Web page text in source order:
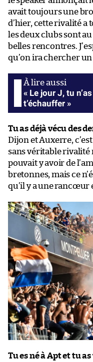
avait toujours une
d’hier, cette rivalité a
les deux clubs sont
belles rencontres.
qu’on ira chercher
« Le jour J, tu
t’échauffer »
Tu as déjà vécu des
Dijon et Auxerre,
sans véritable rivalité
pouvait y avoir de
bretonnes, mais ce
qu’il y a une rancœur
Tu es né à Apt et tu